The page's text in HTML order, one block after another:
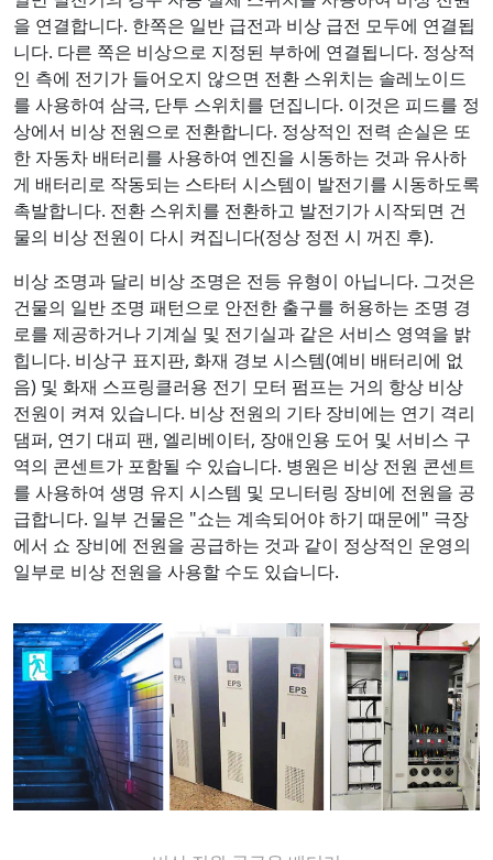
을 연결합니다. 한쪽은 일반 급전과 비상 급전 모두에 연결됩
니다. 다른 쪽은 비상으로 지정된 부하에 연결됩니다. 정상적
인 측에 전기가 들어오지 않으면 전환 스위치는 솔레노이드
를 사용하여 삼극, 단투 스위치를 던집니다. 이것은 피드를 정
상에서 비상 전원으로 전환합니다. 정상적인 전력 손실은 또
한 자동차 배터리를 사용하여 엔진을 시동하는 것과 유사하
게 배터리로 작동되는 스타터 시스템이 발전기를 시동하도록
촉발합니다. 전환 스위치를 전환하고 발전기가 시작되면 건
물의 비상 전원이 다시 켜집니다(정상 정전 시 꺼진 후).
비상 조명과 달리 비상 조명은 전등 유형이 아닙니다. 그것은
건물의 일반 조명 패턴으로 안전한 출구를 허용하는 조명 경
로를 제공하거나 기계실 및 전기실과 같은 서비스 영역을 밝
힙니다. 비상구 표지판, 화재 경보 시스템(예비 배터리에 없
음) 및 화재 스프링클러용 전기 모터 펌프는 거의 항상 비상
전원이 켜져 있습니다. 비상 전원의 기타 장비에는 연기 격리
댐퍼, 연기 대피 팬, 엘리베이터, 장애인용 도어 및 서비스 구
역의 콘센트가 포함될 수 있습니다. 병원은 비상 전원 콘센트
를 사용하여 생명 유지 시스템 및 모니터링 장비에 전원을 공
급합니다. 일부 건물은 "쇼는 계속되어야 하기 때문에" 극장
에서 쇼 장비에 전원을 공급하는 것과 같이 정상적인 운영의
일부로 비상 전원을 사용할 수도 있습니다.